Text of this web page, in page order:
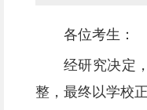
各位考生：
经研究决定
整，最终以学校